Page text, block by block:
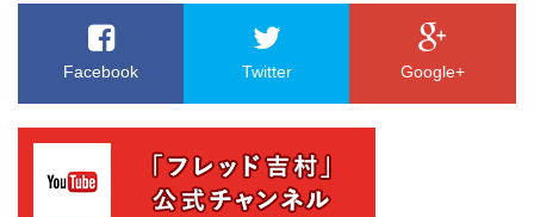
Facebook Twitter Google+